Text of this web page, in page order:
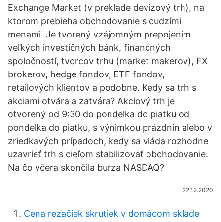
Exchange Market (v preklade devízový trh), na
ktorom prebieha obchodovanie s cudzími
menami. Je tvorený vzájomným prepojením
veľkých investičných bánk, finančných
spoločností, tvorcov trhu (market makerov), FX
brokerov, hedge fondov, ETF fondov,
retailových klientov a podobne. Kedy sa trh s
akciami otvára a zatvára? Akciový trh je
otvorený od 9:30 do pondelka do piatku od
pondelka do piatku, s výnimkou prázdnin alebo v
zriedkavých prípadoch, kedy sa vláda rozhodne
uzavrieť trh s cieľom stabilizovať obchodovanie.
Na čo včera skončila burza NASDAQ?
22.12.2020
Cena rezačiek skrutiek v domácom sklade